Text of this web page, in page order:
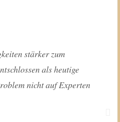
stärker zum
als heutige
nicht auf Experten